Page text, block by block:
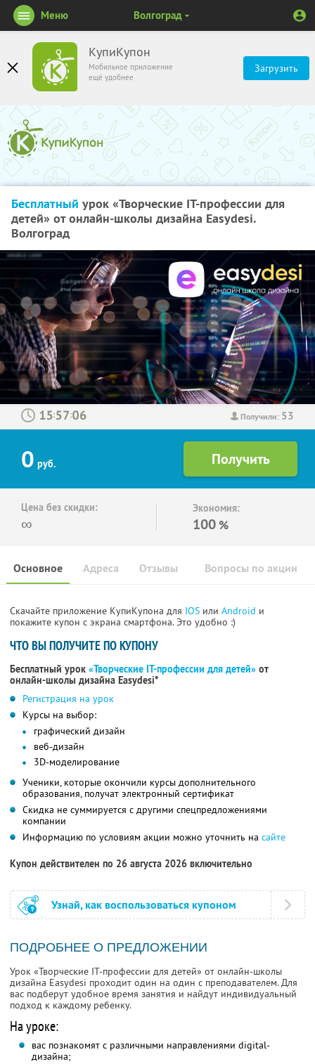
КупиКупон
Мобильное приложение
ещё удобнее
Загрузить
Меню Волгоград
Бесплатный урок «Творческие IT-профессии для
детей» от онлайн-школы дизайна Easydesi.
Волгоград
Получили: 53
: :
0 руб.
Цена без скидки:
∞
Экономия:
100 %
Основное Отзывы Вопросы по акции
Адреса
Скачайте приложение КупиКупона для IOS или Android и
покажите купон с экрана смартфона. Это удобно :)
ЧТО ВЫ ПОЛУЧИТЕ ПО КУПОНУ
Бесплатный урок «Творческие IT-профессии для детей» от
онлайн-школы дизайна Easydesi*
Регистрация на урок
Курсы на выбор:
графический дизайн
веб-дизайн
3D-моделирование
Ученики, которые окончили курсы дополнительного
образования, получат электронный сертификат
Скидка не суммируется с другими спецпредложениями
компании
Информацию по условиям акции можно уточнить на сайте
Купон действителен по 26 августа 2026 включительно
Узнай, как воспользоваться купоном
ПОДРОБНЕЕ О ПРЕДЛОЖЕНИИ
Урок «Творческие IT-профессии для детей» от онлайн-школы
дизайна Easydesi проходит один на один с преподавателем. Для
вас подберут удобное время занятия и найдут индивидуальный
подход к каждому ребенку.
На уроке:
вас познакомят с различными направлениями digital-
дизайна;